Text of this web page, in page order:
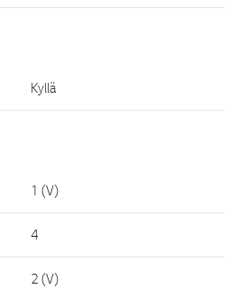
Kyllä
1 (V)
4
2 (V)